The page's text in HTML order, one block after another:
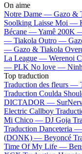
On aime
Notre Dame — Gazo &
Soolking Laisse Moi —
Bécane —Yamê 200K
— Tiakola Outro —
— Gazo & Tiakola
La League — Werenoi
— PLK No love —
Top traduction
Traduction des fleurs —
Traduction Coulda
DICTADOR —
Electric Callboy
Mi Chico — DJ Goja
Traduction Danceteria —
(DONK) — Beyoncé
Time Of My Life —